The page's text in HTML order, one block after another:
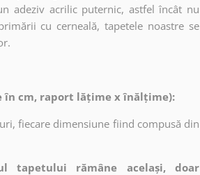
adeziv acrilic puternic, astfel încât nu
cu cerneală, tapetele noastre se
cm, raport lățime x înălțime):
fiecare dimensiune fiind compusă din
tapetului rămâne același, doar